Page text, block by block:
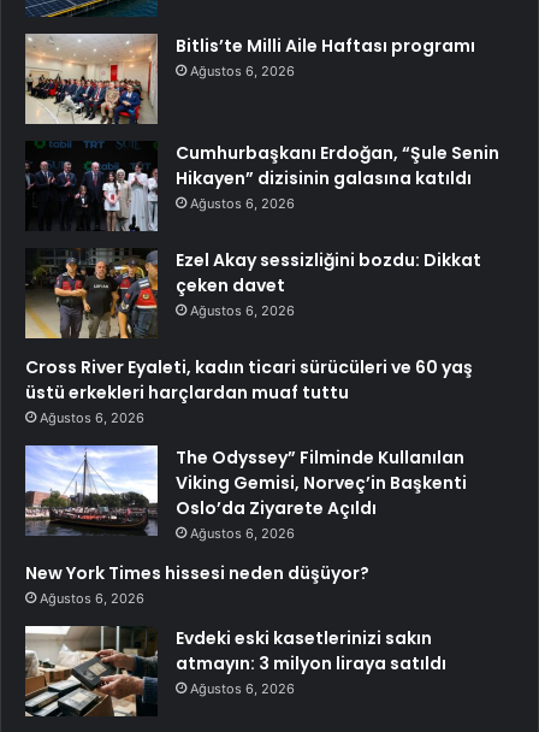
Bitlis’te Milli Aile Haftası programı
Ağustos 6, 2026
Cumhurbaşkanı Erdoğan, “Şule Senin
Hikayen” dizisinin galasına katıldı
Ağustos 6, 2026
Ezel Akay sessizliğini bozdu: Dikkat
çeken davet
Ağustos 6, 2026
Cross River Eyaleti, kadın ticari sürücüleri ve 60 yaş
üstü erkekleri harçlardan muaf tuttu
Ağustos 6, 2026
The Odyssey” Filminde Kullanılan
Viking Gemisi, Norveç’in Başkenti
Oslo’da Ziyarete Açıldı
Ağustos 6, 2026
New York Times hissesi neden düşüyor?
Ağustos 6, 2026
Evdeki eski kasetlerinizi sakın
atmayın: 3 milyon liraya satıldı
Ağustos 6, 2026